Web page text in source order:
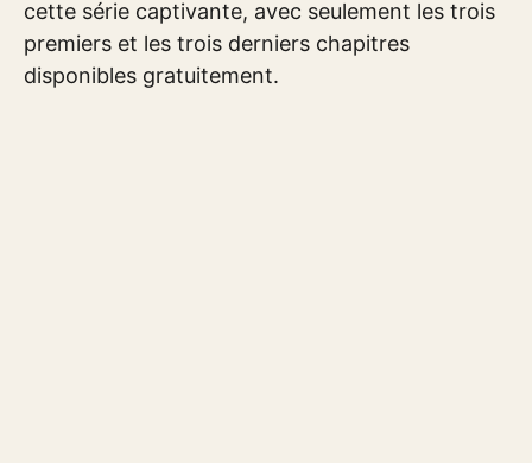
cette série captivante, avec seulement les trois
premiers et les trois derniers chapitres
disponibles gratuitement.